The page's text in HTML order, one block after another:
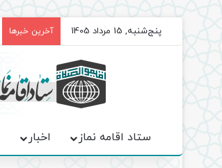
پنج‌شنبه, 15 مرداد 1405 آخرین خبرها
ستاد اقامه نماز اخبار